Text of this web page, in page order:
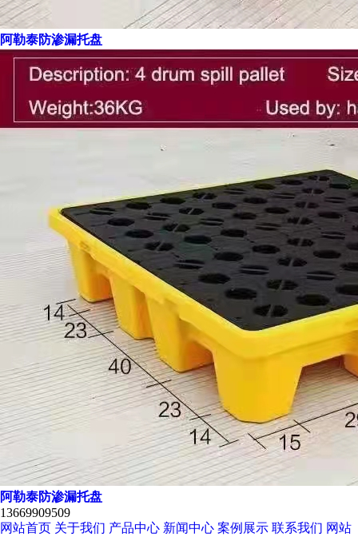
阿勒泰防渗漏托盘
阿勒泰防渗漏托盘
13669909509
网站首页 关于我们 产品中心 新闻中心 案例展示 联系我们 网站